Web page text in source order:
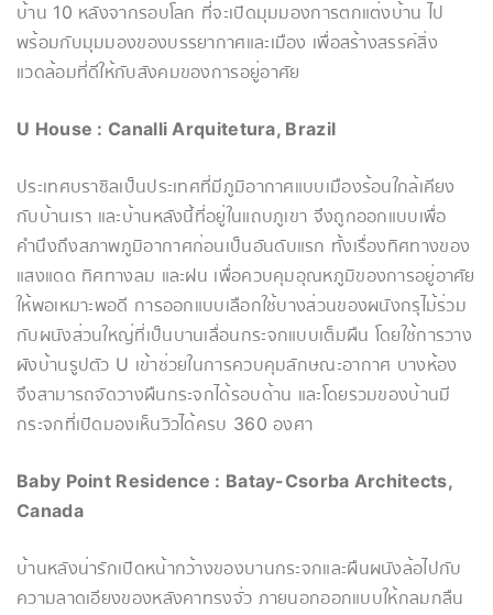
บ้าน 10 หลังจากรอบโลก ที่จะเปิดมุมมองการตกแต่งบ้าน ไป
พร้อมกับมุมมองของบรรยากาศและเมือง เพื่อสร้างสรรค์สิ่ง
แวดล้อมที่ดีให้กับสังคมของการอยู่อาศัย
U House : Canalli Arquitetura, Brazil
ประเทศบราซิลเป็นประเทศที่มีภูมิอากาศแบบเมืองร้อนใกล้เคียง
กับบ้านเรา และบ้านหลังนี้ที่อยู่ในแถบภูเขา จึงถูกออกแบบเพื่อ
คำนึงถึงสภาพภูมิอากาศก่อนเป็นอันดับแรก ทั้งเรื่องทิศทางของ
แสงแดด ทิศทางลม และฝน เพื่อควบคุมอุณหภูมิของการอยู่อาศัย
ให้พอเหมาะพอดี การออกแบบเลือกใช้บางส่วนของผนังกรุไม้ร่วม
กับผนังส่วนใหญ่ที่เป็นบานเลื่อนกระจกแบบเต็มผืน โดยใช้การวาง
ผังบ้านรูปตัว U เข้าช่วยในการควบคุมลักษณะอากาศ​ บางห้อง
จึงสามารถจัดวางผืนกระจกได้รอบด้าน และโดยรวมของบ้านมี
กระจกที่เปิดมองเห็นวิวได้ครบ 360 องศา
Baby Point Residence : Batay-Csorba Architects,
Canada
บ้านหลังน่ารักเปิดหน้ากว้างของบานกระจกและผืนผนังล้อไปกับ
ความลาดเอียงของหลังคาทรงจั่ว ภายนอกออกแบบให้กลมกลืน